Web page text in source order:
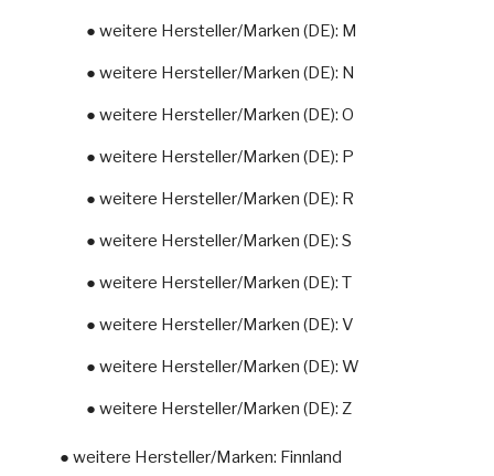
● weitere Hersteller/Marken (DE): M
● weitere Hersteller/Marken (DE): N
● weitere Hersteller/Marken (DE): O
● weitere Hersteller/Marken (DE): P
● weitere Hersteller/Marken (DE): R
● weitere Hersteller/Marken (DE): S
● weitere Hersteller/Marken (DE): T
● weitere Hersteller/Marken (DE): V
● weitere Hersteller/Marken (DE): W
● weitere Hersteller/Marken (DE): Z
● weitere Hersteller/Marken: Finnland